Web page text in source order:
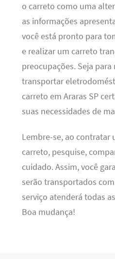
o carreto como uma
as informações
você está pronto para
e realizar um carreto
preocupações. Seja para
transportar
carreto em Araras SP
suas necessidades de
Lembre-se, ao contratar
carreto, pesquise,
cuidado. Assim, você
serão transportados
serviço atenderá todas
Boa mudança!